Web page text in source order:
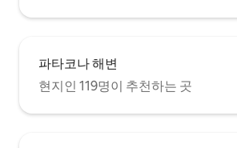
others, and detergent for washing
bedrooms there is a comfy double bed
to ensure a good night's rest, and both
of them have a closet with enough room
for your clothes. The brand-new
파타코나 해변
현지인 119명이 추천하는 곳